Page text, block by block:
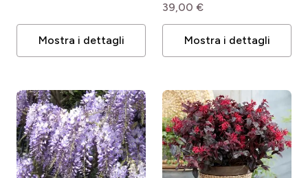
Mostra i dettagli
39,00 €
Mostra i dettagli